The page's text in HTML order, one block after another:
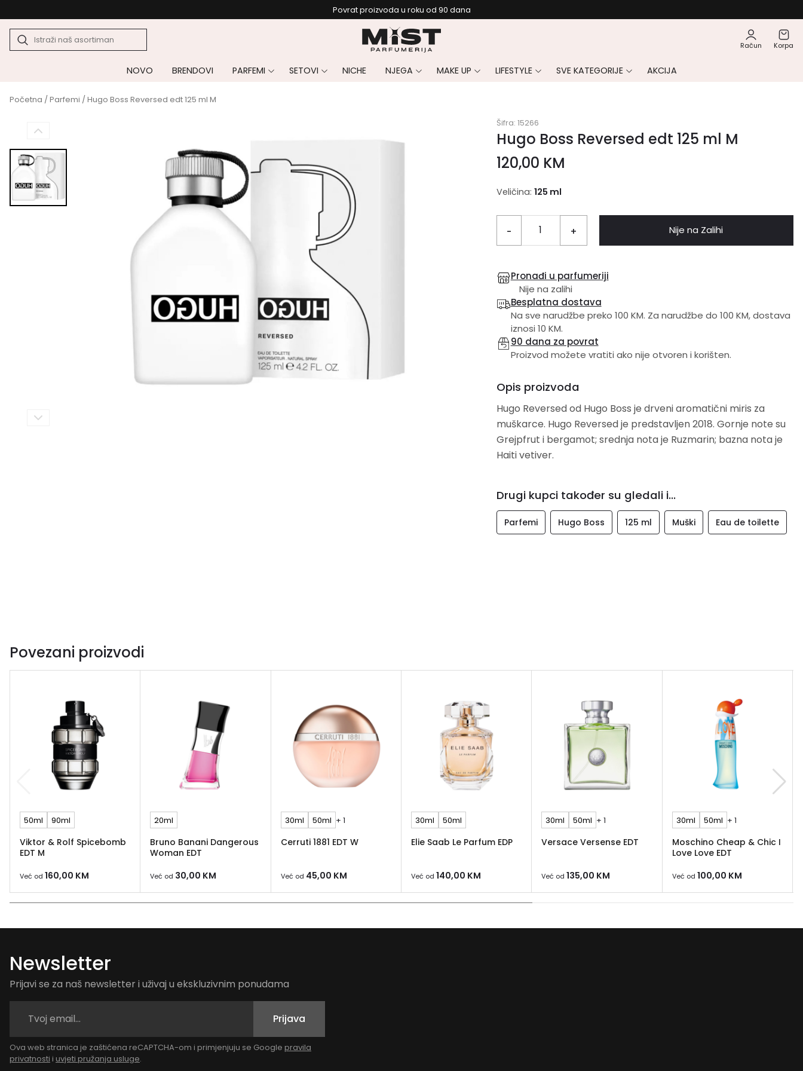
Povrat proizvoda u roku od 90 dana
Račun Korpa
NOVO BRENDOVI PARFEMI SETOVI NICHE NJEGA MAKE UP LIFESTYLE SVE KATEGORIJE AKCIJA
Početna /Parfemi / Hugo Boss Reversed edt 125 ml M
Šifra: 15266
Hugo Boss Reversed edt 125 ml M
120,00 KM
Veličina: 125 ml
- + Nije na Zalihi
Pronađi u parfumeriji
Nije na zalihi
Besplatna dostava
Na sve narudžbe preko 100 KM. Za narudžbe do 100 KM, dostava
iznosi 10 KM.
90 dana za povrat
Proizvod možete vratiti ako nije otvoren i korišten.
Opis proizvoda
Hugo Reversed od Hugo Boss je drveni aromatični miris za
muškarce. Hugo Reversed je predstavljen 2018. Gornje note su
Grejpfrut i bergamot; srednja nota je Ruzmarin; bazna nota je
Haiti vetiver.
Drugi kupci također su gledali i...
Parfemi Hugo Boss 125 ml Muški Eau de toilette
Povezani proizvodi
50ml 90ml
Viktor & Rolf Spicebomb
EDT M
Već od 160,00 KM
20ml
Bruno Banani Dangerous
Woman EDT
Već od 30,00 KM
30ml 50ml + 1
Cerruti 1881 EDT W
Već od 45,00 KM
30ml 50ml
Elie Saab Le Parfum EDP
Već od 140,00 KM
30ml 50ml + 1
Versace Versense EDT
Već od 135,00 KM
30ml 50ml + 1
Moschino Cheap & Chic I
Love Love EDT
Već od 100,00 KM
Newsletter
Prijavi se za naš newsletter i uživaj u ekskluzivnim ponudama
Prijava
Ova web stranica je zaštićena reCAPTCHA-om i primjenjuju se Google pravila
privatnosti i uvjeti pružanja usluge.